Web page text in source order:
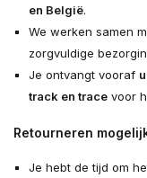
en België.
We werken samen
zorgvuldige
Je ontvangt vooraf
track en tracevoor
Retourneren
Je hebt de tijd om